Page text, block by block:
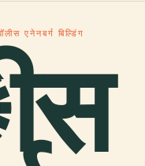
एनेनबर्ग बिल्डिंग